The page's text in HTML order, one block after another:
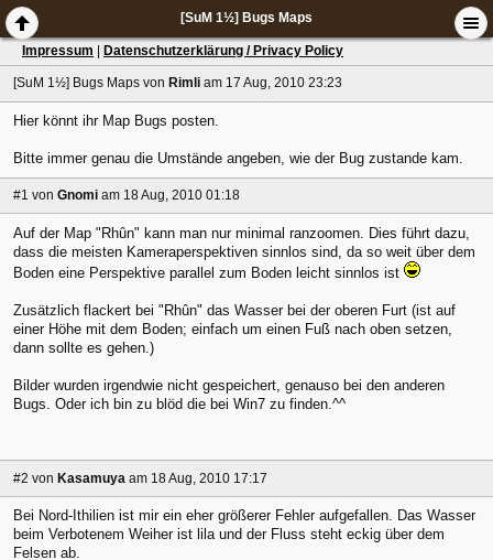
[SuM 1½] Bugs Maps
Impressum Datenschutzerklärung / Privacy Policy
[SuM 1½] Bugs Maps von Rimli am 17 Aug, 2010 23:23
Hier könnt ihr Map Bugs posten.
Bitte immer genau die Umstände angeben, wie der Bug zustande kam.
#1 von Gnomi am 18 Aug, 2010 01:18
Auf der Map "Rhûn" kann man nur minimal ranzoomen. Dies führt dazu,
dass die meisten Kameraperspektiven sinnlos sind, da so weit über dem
Boden eine Perspektive parallel zum Boden leicht sinnlos ist
Zusätzlich flackert bei "Rhûn" das Wasser bei der oberen Furt (ist auf
einer Höhe mit dem Boden; einfach um einen Fuß nach oben setzen,
dann sollte es gehen.)
Bilder wurden irgendwie nicht gespeichert, genauso bei den anderen
Bugs. Oder ich bin zu blöd die bei Win7 zu finden.^^
#2 von Kasamuya am 18 Aug, 2010 17:17
Bei Nord-Ithilien ist mir ein eher größerer Fehler aufgefallen. Das Wasser
beim Verbotenem Weiher ist lila und der Fluss steht eckig über dem
Felsen ab.